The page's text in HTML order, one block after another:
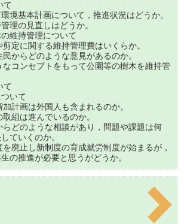
て
環境基本計画について，推進状況はどうか。
理の見直しはどうか。
の維持管理について
に関する維持管理費はいくらか。
らどのような意見があるのか。
ンセプトをもって公園等の樹木を維持管
て
ついて
画は外国人も含まれるのか。
は進んでいるのか。
のような相談があり，問題や課題は何
ていくのか。
止し新制度の育成就労制度が始まるが，
の推進が必要と思うがどうか。